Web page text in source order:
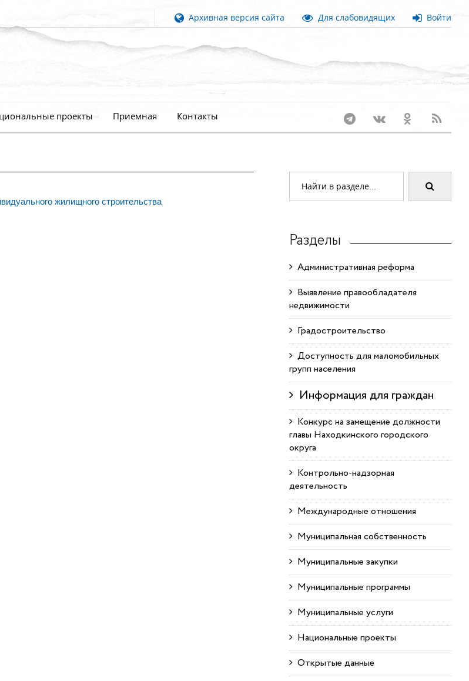
Архивная версия сайта Для слабовидящих Войти
проекты Приемная Контакты
жилищного строительства
Разделы
Административная реформа
Выявление правообладателя
недвижимости
Градостроительство
Доступность для маломобильных
групп населения
Информация для граждан
Конкурс на замещение должности
главы Находкинского городского
округа
Контрольно-надзорная
деятельность
Международные отношения
Муниципальная собственность
Муниципальные закупки
Муниципальные программы
Муниципальные услуги
Национальные проекты
Открытые данные